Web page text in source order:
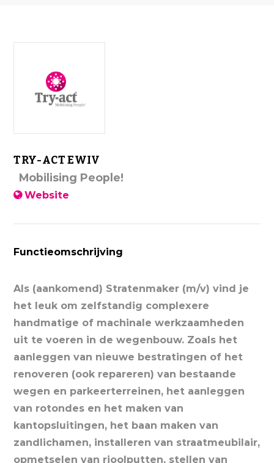
TRY-ACT EWIV
Mobilising People!
Website
Functieomschrijving
Als (aankomend) Stratenmaker (m/v) vind je
het leuk om zelfstandig complexere
handmatige of machinale werkzaamheden
uit te voeren in de wegenbouw. Zoals het
aanleggen van nieuwe bestratingen of het
renoveren (ook repareren) van bestaande
wegen en parkeerterreinen, het aanleggen
van rotondes en het maken van
kantopsluitingen, het baan maken van
zandlichamen, installeren van straatmeubilair,
opmetselen van rioolputten, stellen van